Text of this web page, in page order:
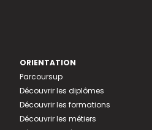
ORIENTATION
Parcoursup
Découvrir les diplômes
Découvrir les formations
Découvrir les métiers